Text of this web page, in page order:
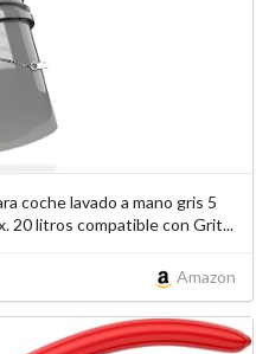
coche lavado a mano gris 5
20 litros compatible con Grit...
Amazon